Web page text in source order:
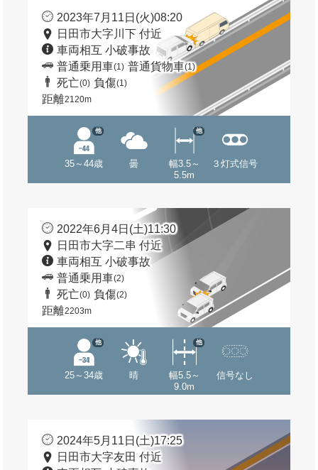
2023年7月11日(火)08:20
日田市大字川下 付近
車両相互 小破事故
普通乗用車(1) 普通貨物車(1)
死亡(0) 負傷(1)
距離2120m
35～44歳
他
曇
幅3.5～
5.5m
他
３灯式信号
2022年6月4日(土)11:30
日田市大字二串 付近
車両相互 小破事故
普通乗用車(2)
死亡(0) 負傷(2)
距離2203m
25～34歳
他
晴
幅5.5～
9.0m
他
信号なし
2024年5月11日(土)17:25
日田市大字友田 付近